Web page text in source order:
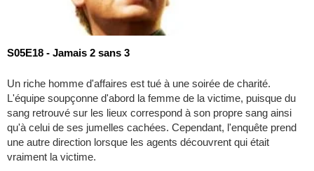
S05E18 - Jamais 2 sans 3
Un riche homme d'affaires est tué à une soirée de charité.
L'équipe soupçonne d'abord la femme de la victime, puisque du
sang retrouvé sur les lieux correspond à son propre sang ainsi
qu'à celui de ses jumelles cachées. Cependant, l'enquête prend
une autre direction lorsque les agents découvrent qui était
vraiment la victime.